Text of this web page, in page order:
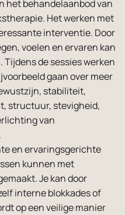
het behandelaanbod van
Het werken met
interventie. Door
voelen en ervaren kan
de sessies werken
gaan over meer
stabiliteit,
structuur, stevigheid,
van
en ervaringsgerichte
kunnen met
Je kan door
interne blokkades of
op een veilige manier